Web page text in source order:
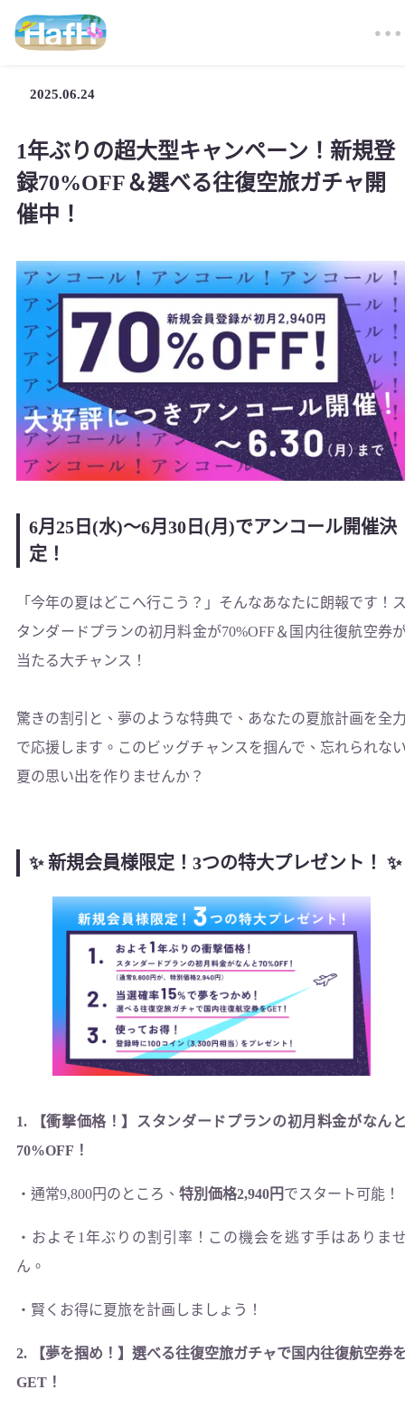
2025.06.24
1年ぶりの超大型キャンペーン！新規登
録70%OFF＆選べる往復空旅ガチャ開
催中！
6月25日(水)〜6月30日(月)でアンコール開催決
定！
「今年の夏はどこへ行こう？」そんなあなたに朗報です！
タンダードプランの初月料金が70%OFF＆国内往復航空券
当たる大チャンス！
驚きの割引と、夢のような特典で、あなたの夏旅計画を全
で応援します。このビッグチャンスを掴んで、忘れられな
夏の思い出を作りませんか？
✨ 新規会員様限定！3つの特大プレゼント！ ✨
1. 【衝撃価格！】スタンダードプランの初月料金がなん
70%OFF！
・通常9,800円のところ、 特別価格2,940円でスタート可能！
・およそ1年ぶりの割引率！この機会を逃す手はありま
ん。
・賢くお得に夏旅を計画しましょう！
2. 【夢を掴め！】選べる往復空旅ガチャで国内往復航空券
GET！